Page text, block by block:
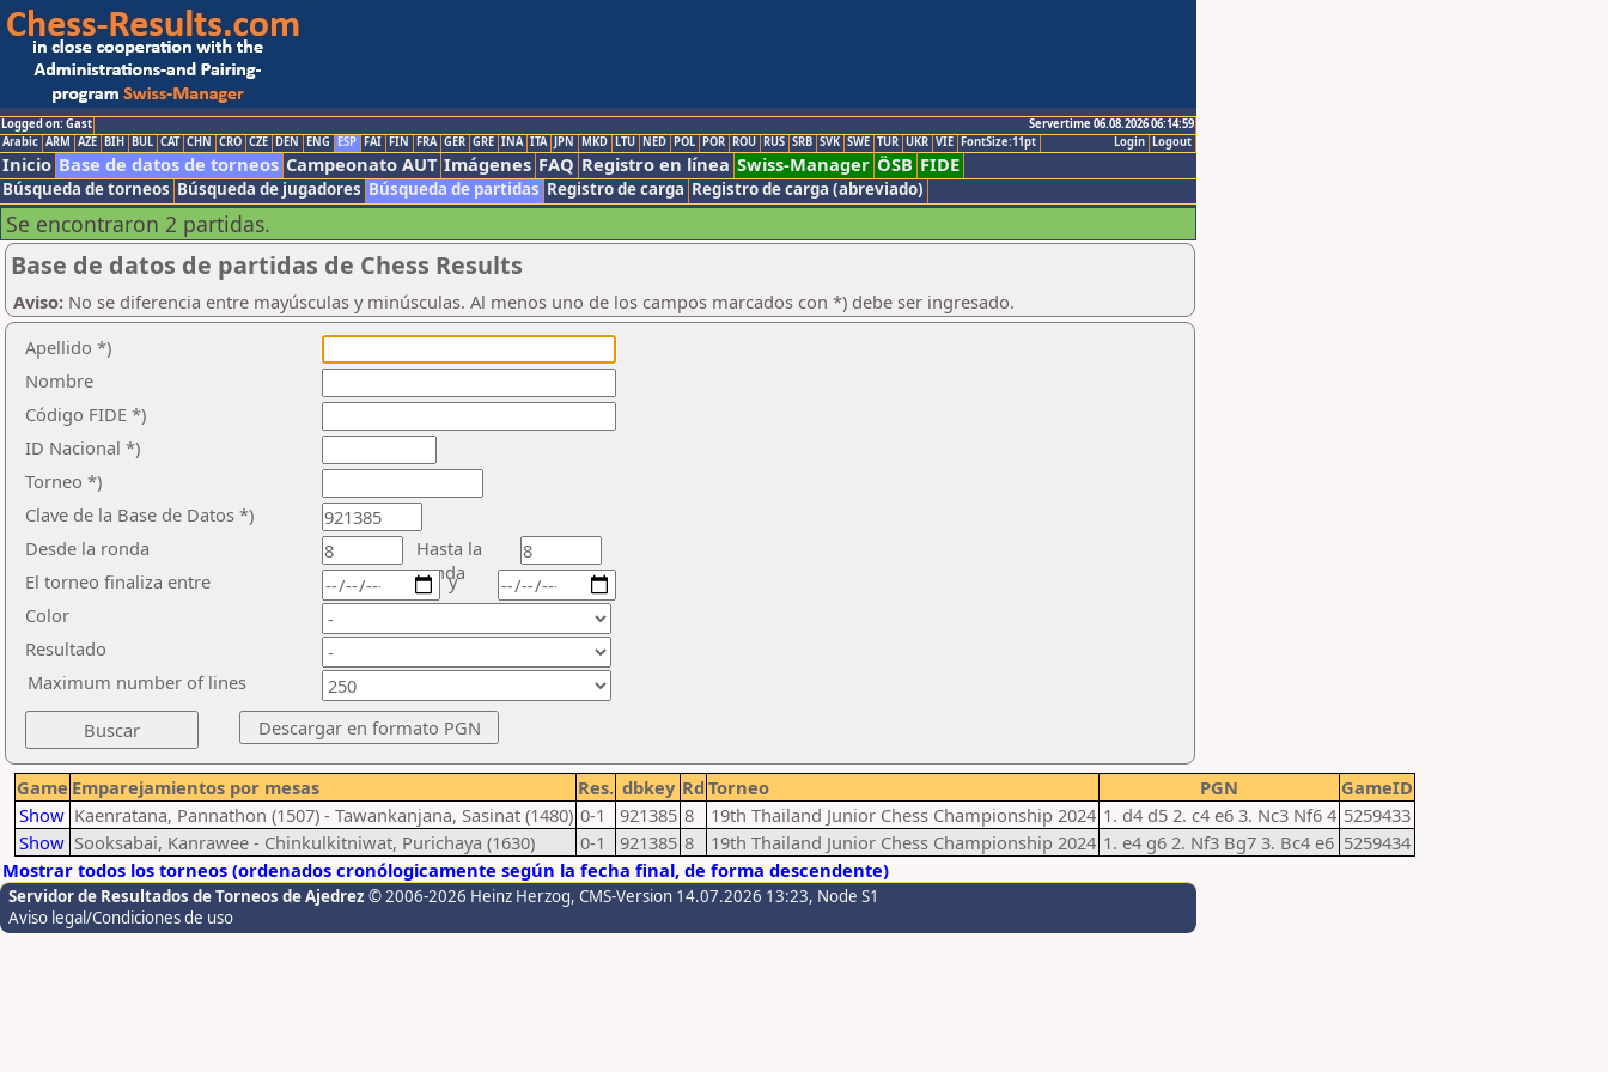
Logged on: Gast
Servertime 06.08.2026 06:14:59
Logout
Login
Arabic ARM AZE BIH BUL CAT CHN CRO CZE DEN ENG ESP FAI FIN FRA GER GRE INA ITA JPN MKD LTU NED POL POR ROU RUS SRB SVK SWE TUR UKR VIE FontSize:11pt
Inicio Base de datos de torneos Campeonato AUT Imágenes FAQ Registro en línea Swiss-Manager ÖSB FIDE
Búsqueda de torneos Búsqueda de jugadores Búsqueda de partidas Registro de carga Registro de carga (abreviado)
Se encontraron 2 partidas.
Base de datos de partidas de Chess Results
Aviso: No se diferencia entre mayúsculas y minúsculas. Al menos uno de los campos marcados con *) debe ser ingresado.
Apellido *)
Nombre
Código FIDE *)
ID Nacional *)
Torneo *)
Clave de la Base de Datos *)
Desde la ronda
Hasta la
ronda
El torneo finaliza entre
Color
Resultado
y
Maximum number of lines
Game Emparejamientos por mesas Res. dbkey Rd Torneo PGN
GameID
Show Kaenratana, Pannathon (1507) - Tawankanjana, Sasinat (1480) 0-1 921385 8 19th Thailand Junior Chess Championship 2024 1. d4 d5 2. c4 e6 3. Nc3 Nf6 4 5259433
Show Sooksabai, Kanrawee - Chinkulkitniwat, Purichaya (1630) 0-1 921385 8 19th Thailand Junior Chess Championship 2024 1. e4 g6 2. Nf3 Bg7 3. Bc4 e6 5259434
Mostrar todos los torneos (ordenados cronólogicamente según la fecha final, de forma descendente)
Servidor de Resultados de Torneos de Ajedrez © 2006-2026 Heinz Herzog, CMS-Version 14.07.2026 13:23, Node S1
Aviso legal/Condiciones de uso